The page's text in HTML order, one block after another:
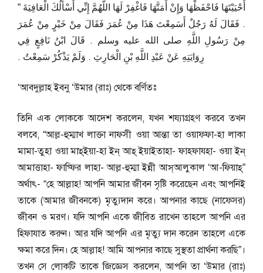
أَحْيَيْتَهَا فَاحْفَظْهَا وَإِنْ أَمَتَّهَا فَاغْفِرْ لَهَا اللَّهُمَّ إِنِّي أَسْأَلُكَ الْعَافِيَةَ ‏”‏
‏.‏ فَقَالَ لَهُ رَجُلٌ أَسَمِعْتَ هَذَا مِنْ عُمَرَ فَقَالَ مِنْ خَيْرٍ مِنْ عُمَرَ
مِنْ رَسُولِ اللَّهِ صلى الله عليه وسلم ‏.‏ قَالَ ابْنُ نَافِعٍ فِي
رِوَايَتِهِ عَنْ عَبْدِ اللَّهِ بْنِ الْحَارِثِ ‏.‏ وَلَمْ يَذْكُرْ سَمِعْتُ ‏.‏
‘আবদুল্লাহ ইবনু ‘উমার (রাঃ) থেকে বর্ণিতঃ
তিনি এক লোককে আদেশ করলেন, যখন শয্যাগ্রহণ করবে তখন
বলবে, “আল্ল-হুম্মাখ লাক্তা নাফসী ওয়া আন্তা তা ওয়াফ্ফা-হা লাকা
মামা-তুহা ওয়া মাহ্ইয়া-হা ইন্ আহ্ ইয়াইতাহা- ফাহ্ফাযহা- ওয়া ইন্
আমাত্তাহা- ফাগ্ফির লাহা- আল্ল-হুম্মা ইন্নী আস্আলুকাল ‘আ-ফিয়াহ্”
অর্থাৎ- “হে আল্লাহ! আপনি আমার জীবন সৃষ্টি করেছেন এবং আপনিই
তাকে (আমার জীবনকে) মৃত্যুদান করে। আপনার কাছে (নাফ্সের)
জীবন ও মরণ। যদি আপনি একে জীবিত রাখেন তাহলে আপনি এর
হিফাযাত করুন। আর যদি আপনি এর মৃত্যু দান করেন তাহলে একে
ক্ষমা করে দিন। হে আল্লাহ! আমি আপনার কাছে সুস্থতা প্রার্থনা করছি”।
তখন সে লোকটি তাকে জিজ্ঞেস করলেন, আপনি তা ‘উমার (রাঃ)